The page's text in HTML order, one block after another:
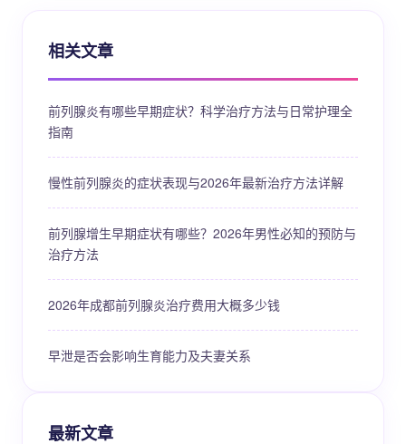
相关文章
前列腺炎有哪些早期症状？科学治疗方法与日常护理全
指南
慢性前列腺炎的症状表现与2026年最新治疗方法详解
前列腺增生早期症状有哪些？2026年男性必知的预防与
治疗方法
2026年成都前列腺炎治疗费用大概多少钱
早泄是否会影响生育能力及夫妻关系
最新文章